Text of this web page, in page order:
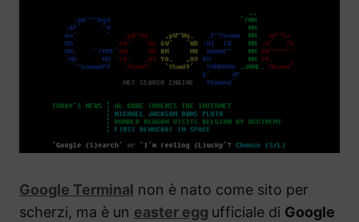
Google Terminal non è nato come sito per
scherzi, ma è un easter egg ufficiale di Google